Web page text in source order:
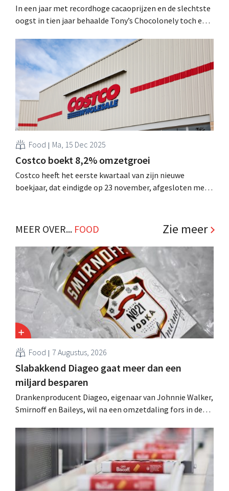
In een jaar met recordhoge cacaoprijzen en de slechtste
oogst in tien jaar behaalde Tony’s Chocolonely toch een
Verenigde Staten zijn nu de grootste markt voor het
Food Ma, 15 Dec 2025
Costco boekt 8,2% omzetgroei
Costco heeft het eerste kwartaal van zijn nieuwe
boekjaar, dat eindigde op 23 november, afgesloten met
dezelfde periode vorig jaar. De winst ging zelfs in
dubbele cijfers vooruit. .
MEER OVER... FOOD Zie meer
Food 7 Augustus, 2026
Slabakkend Diageo gaat meer dan een
miljard besparen
Drankenproducent Diageo, eigenaar van Johnnie Walker,
Smirnoff en Baileys, wil na een omzetdaling fors in de
andere Guiness en voorgemixte cocktails.